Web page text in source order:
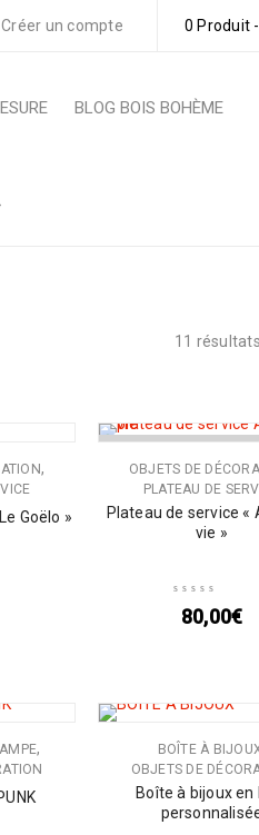
0 Produit -
Créer un compte
BLOG BOIS BOHÈME
11
,
Goëlo »
OBJETS DE
PLATEAU DE
Plateau de service «
vie »
80,00€
, BOÎTE À
OBJETS DE
Boîte à bijoux en